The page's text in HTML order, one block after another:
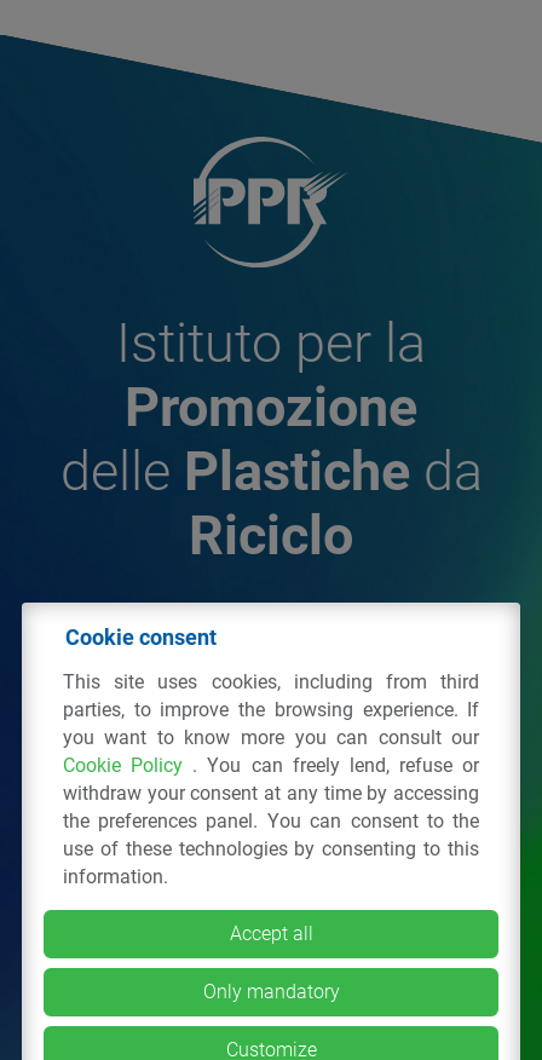
Istituto per la
Promozione
delle Plastiche da
Riciclo
© 2026 - IPPR Istituto per la Promozione delle
C.F. 97381090154
Via San Vittore 36 20123Milano(MI)
Tel.: 02 43928225.
All right reservedPrivacy Policy&Cookie
Cookie consent
This site uses cookies, including from third
parties, to improve the browsing experience. If
you want to know more you can consult our
Cookie Policy . You can freely lend, refuse or
withdraw your consent at any time by accessing
the preferences panel. You can consent to the
use of these technologies by consenting to this
information.
Accept all
Only mandatory
Customize